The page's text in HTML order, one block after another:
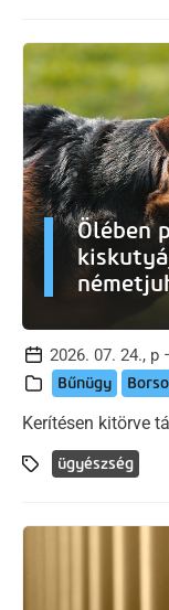
Ölében
2026. 07. 24., p
Bűnügy
Kerítésen kitörve
ügyészség